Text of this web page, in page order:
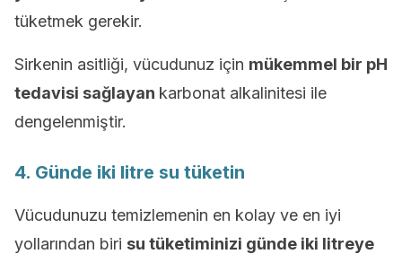
tüketmek gerekir.
Sirkenin asitliği, vücudunuz için mükemmel bir pH
tedavisi sağlayan karbonat alkalinitesi ile
dengelenmiştir.
4. Günde iki litre su tüketin
Vücudunuzu temizlemenin en kolay ve en iyi
yollarından biri su tüketiminizi günde iki litreye